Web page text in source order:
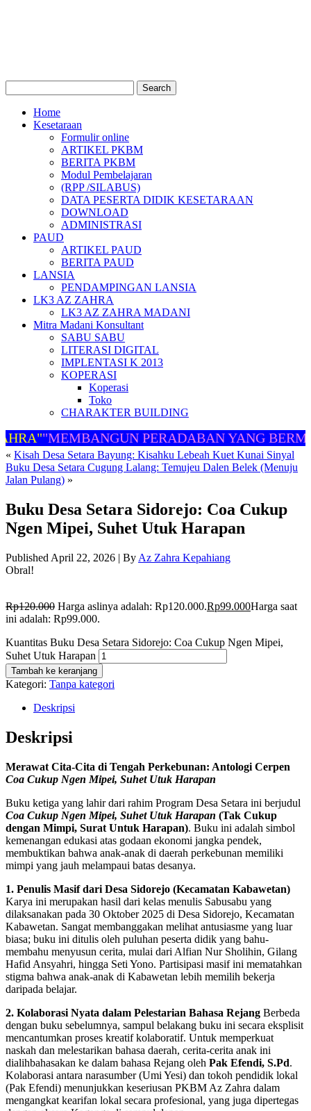
Home
Kesetaraan
Formulir online
ARTIKEL PKBM
BERITA PKBM
Modul Pembelajaran
(RPP /SILABUS)
DATA PESERTA DIDIK KESETARAAN
DOWNLOAD
ADMINISTRASI
PAUD
ARTIKEL PAUD
BERITA PAUD
LANSIA
PENDAMPINGAN LANSIA
LK3 AZ ZAHRA
LK3 AZ ZAHRA MADANI
Mitra Madani Konsultant
SABU SABU
LITERASI DIGITAL
IMPLENTASI K 2013
KOPERASI
Koperasi
Toko
CHARAKTER BUILDING
"MEMBANGUN PERADABAN YANG
« Kisah Desa Setara Bayung: Kisahku Lebeah Kuet Kunai Sinyal
Buku Desa Setara Cugung Lalang: Temujeu Dalen Belek (Menuju
Jalan Pulang) »
Buku Desa Setara Sidorejo: Coa Cukup
Ngen Mipei, Suhet Utuk Harapan
Published April 22, 2026 | By Az Zahra Kepahiang
Obral!
Rp120.000 Harga aslinya adalah: Rp120.000.Rp99.000Harga saat
ini adalah: Rp99.000.
Kuantitas Buku Desa Setara Sidorejo: Coa Cukup Ngen Mipei,
Suhet Utuk Harapan
Tambah ke keranjang
Kategori: Tanpa kategori
Deskripsi
Deskripsi
Merawat Cita-Cita di Tengah Perkebunan: Antologi Cerpen
Coa Cukup Ngen Mipei, Suhet Utuk Harapan
Buku ketiga yang lahir dari rahim Program Desa Setara ini berjudul
Coa Cukup Ngen Mipei, Suhet Utuk Harapan (Tak Cukup
dengan Mimpi, Surat Untuk Harapan). Buku ini adalah simbol
kemenangan edukasi atas godaan ekonomi jangka pendek,
membuktikan bahwa anak-anak di daerah perkebunan memiliki
mimpi yang jauh melampaui batas desanya.
1. Penulis Masif dari Desa Sidorejo (Kecamatan Kabawetan)
Karya ini merupakan hasil dari kelas menulis Sabusabu yang
dilaksanakan pada 30 Oktober 2025 di Desa Sidorejo, Kecamatan
Kabawetan. Sangat membanggakan melihat antusiasme yang luar
biasa; buku ini ditulis oleh puluhan peserta didik yang bahu-
membahu menyusun cerita, mulai dari Alfian Nur Sholihin, Gilang
Hafid Ansyahri, hingga Seti Yono. Partisipasi masif ini mematahkan
stigma bahwa anak-anak di Kabawetan lebih memilih bekerja
daripada belajar.
2. Kolaborasi Nyata dalam Pelestarian Bahasa Rejang Berbeda
dengan buku sebelumnya, sampul belakang buku ini secara eksplisit
mencantumkan proses kreatif kolaboratif. Untuk memperkuat
naskah dan melestarikan bahasa daerah, cerita-cerita anak ini
dialihbahasakan ke dalam bahasa Rejang oleh Pak Efendi, S.Pd.
Kolaborasi antara narasumber (Umi Yesi) dan tokoh pendidik lokal
(Pak Efendi) menunjukkan keseriusan PKBM Az Zahra dalam
mengangkat kearifan lokal secara profesional, yang juga dipertegas